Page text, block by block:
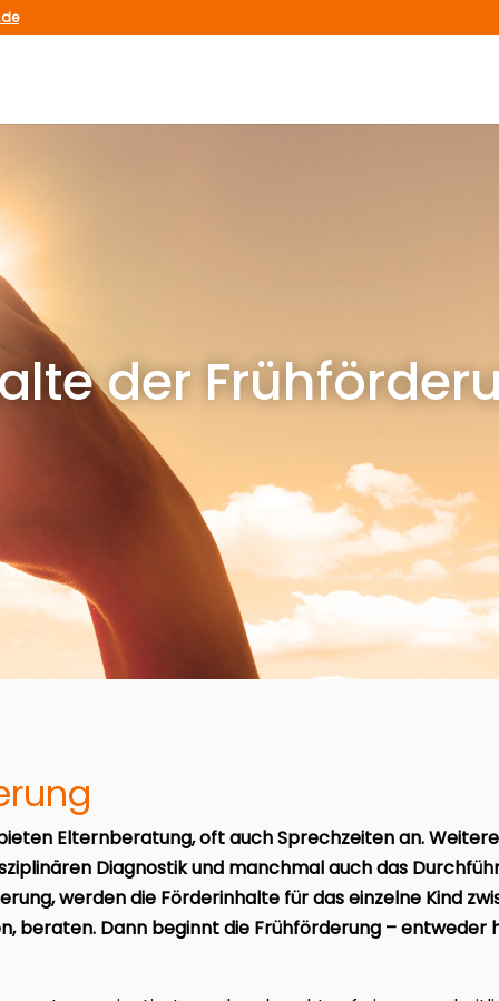
der
Elternberatung, oft auch Sprechzeiten an.
Diagnostik und manchmal auch das
werden die Förderinhalte für das einzelne Kind
beraten. Dann beginnt die Frühförderung –